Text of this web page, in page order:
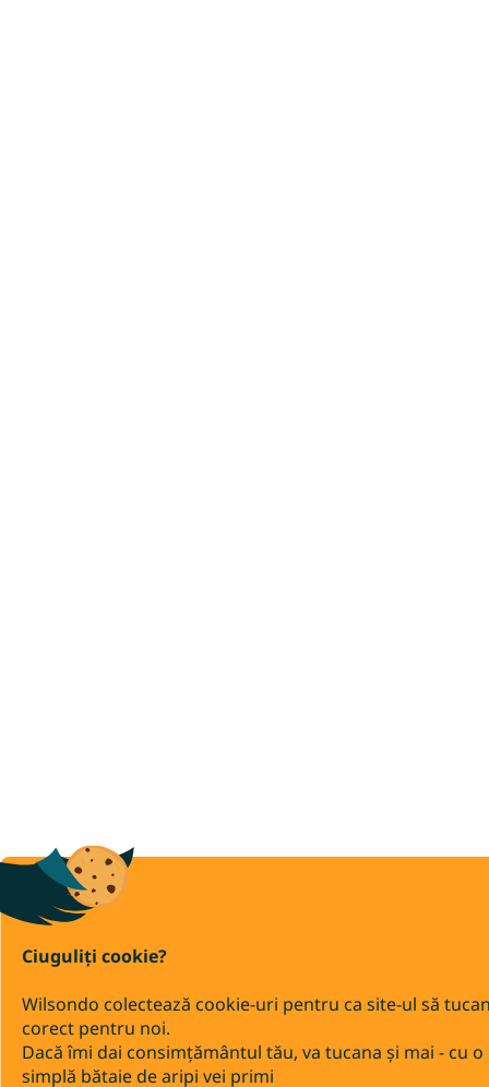
Ciuguliți cookie?
Wilsondo colectează cookie-uri pentru ca site-ul să
corect pentru noi.
Dacă îmi dai consimțământul tău, va tucana și mai - cu o
simplă bătaie de aripi vei primi